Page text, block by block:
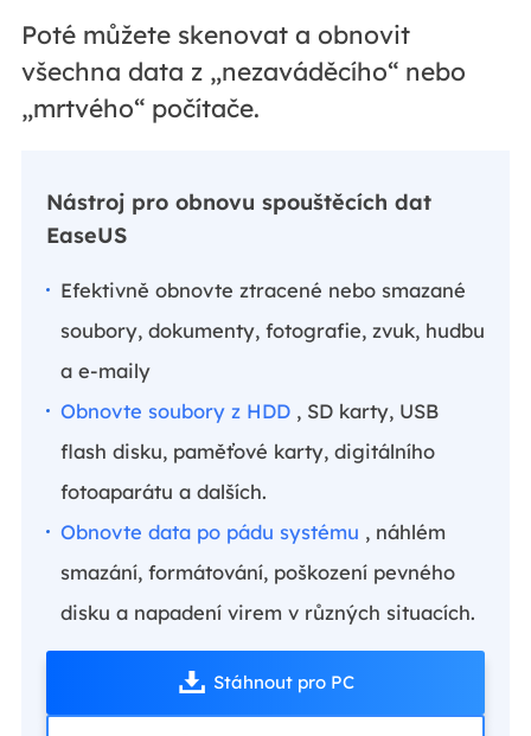
Poté můžete skenovat a obnovit
všechna data z „nezaváděcího“ nebo
„mrtvého“ počítače.
Nástroj pro obnovu spouštěcích dat
EaseUS
Efektivně obnovte ztracené nebo smazané
soubory, dokumenty, fotografie, zvuk, hudbu
a e-maily
Obnovte soubory z HDD, SD karty, USB
flash disku, paměťové karty, digitálního
fotoaparátu a dalších.
Obnovte data po pádu systému , náhlém
smazání, formátování, poškození pevného
disku a napadení virem v různých situacích.
Stáhnout pro PC